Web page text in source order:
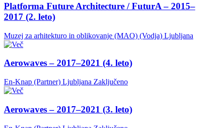
Platforma Future Architecture / FuturA – 2015–
2017 (2. leto)
Muzej za arhitekturo in oblikovanje (MAO) (Vodja) Ljubljana
Aerowaves – 2017–2021 (4. leto)
En-Knap (Partner) Ljubljana Zaključeno
Aerowaves – 2017–2021 (3. leto)